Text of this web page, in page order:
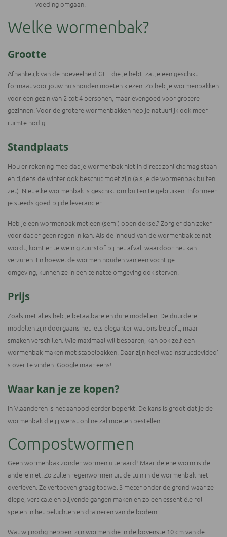
voeding omgaan.
Welke wormenbak?
Grootte
Afhankelijk van de hoeveelheid GFT die je hebt, zal je een geschikt
formaat voor jouw huishouden moeten kiezen. Zo heb je wormenbakken
voor een gezin van 2 tot 4 personen, maar evengoed voor grotere
gezinnen. Voor de grotere wormenbakken heb je natuurlijk ook meer
ruimte nodig.
Standplaats
Hou er rekening mee dat je wormenbak niet in direct zonlicht mag staan
en tijdens de winter ook beschut moet zijn (als je de wormenbak buiten
zet). Niet elke wormenbak is geschikt om buiten te gebruiken. Informeer
je steeds goed bij de leverancier.
Heb je een wormenbak met een (semi) open deksel? Zorg er dan zeker
voor dat er geen regen in kan. Als de inhoud van de wormenbak te nat
wordt, komt er te weinig zuurstof bij het afval, waardoor het kan
verzuren. En hoewel de wormen houden van een vochtige
omgeving, kunnen ze in een te natte omgeving ook sterven.
Prijs
Zoals met alles heb je betaalbare en dure modellen. De duurdere
modellen zijn doorgaans net iets eleganter wat ons betreft, maar
smaken verschillen. Wie maximaal wil besparen, kan ook zelf een
wormenbak maken met stapelbakken. Daar zijn heel wat instructievideo'
s over te vinden. Google maar eens!
Waar kan je ze kopen?
In Vlaanderen is het aanbod eerder beperkt. De kans is groot dat je de
wormenbak die jij wenst online zal moeten bestellen.
Compostwormen
Geen wormenbak zonder wormen uiteraard! Maar de ene worm is de
andere niet. Zo zullen regenwormen uit de tuin in de wormenbak niet
overleven. Ze vertoeven graag tot wel 3 meter onder de grond waar ze
diepe, verticale en blijvende gangen maken en zo een essentiële rol
spelen in het beluchten en draineren van de bodem.
Wat wij nodig hebben, zijn wormen die in de bovenste 10 cm van de